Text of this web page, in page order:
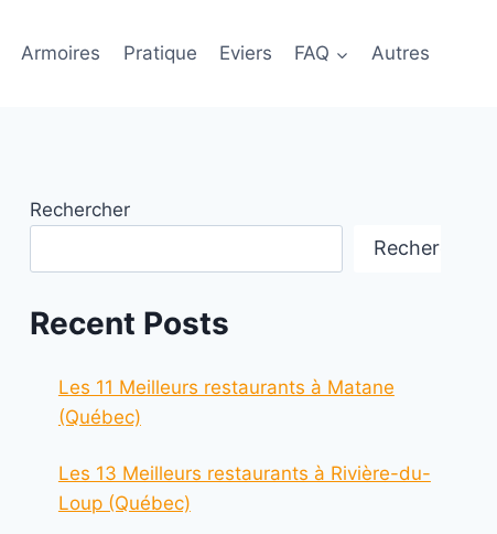
Armoires Pratique Eviers FAQ Autres
Rechercher
Rechercher
Recent Posts
Les 11 Meilleurs restaurants à Matane
(Québec)
Les 13 Meilleurs restaurants à Rivière-du-
Loup (Québec)